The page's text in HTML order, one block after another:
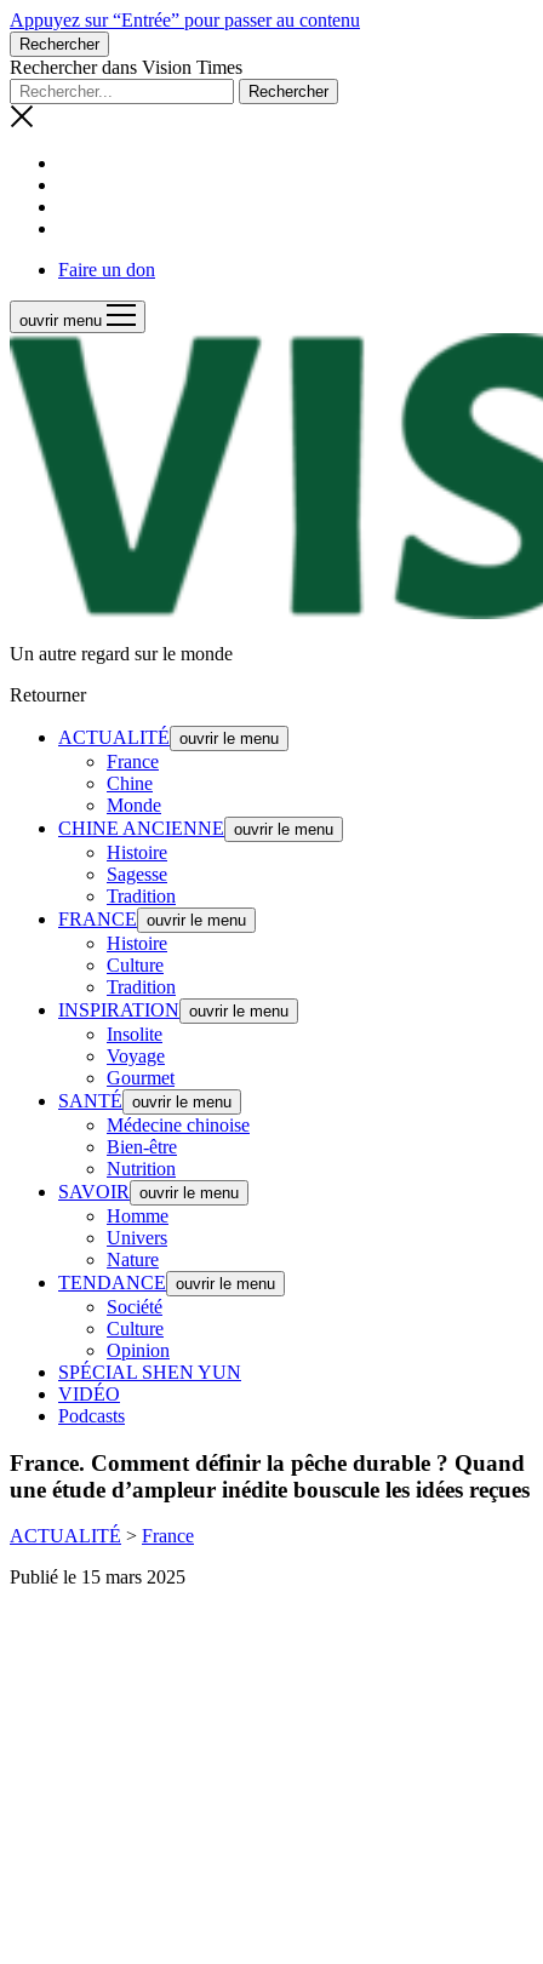
Appuyez sur “Entrée” pour passer au contenu
Rechercher
Rechercher dans Vision Times
Faire un don
ouvrir menu
Un autre regard sur le monde
Retourner
ACTUALITÉ ouvrir le menu
France
Chine
Monde
CHINE ANCIENNE ouvrir le menu
Histoire
Sagesse
Tradition
FRANCE ouvrir le menu
Histoire
Culture
Tradition
INSPIRATION ouvrir le menu
Insolite
Voyage
Gourmet
SANTÉ ouvrir le menu
Médecine chinoise
Bien-être
Nutrition
SAVOIR
ouvrir le menu
Homme
Univers
Nature
TENDANCE ouvrir le menu
Société
Culture
Opinion
SPÉCIAL SHEN YUN
VIDÉO
Podcasts
France. Comment définir la pêche durable ? Quand
une étude d’ampleur inédite bouscule les idées reçues
ACTUALITÉ > France
Publié le 15 mars 2025